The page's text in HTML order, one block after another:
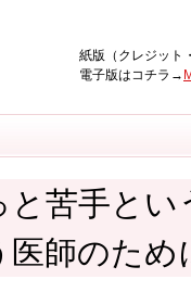
紙版（クレジット
電子版はコチラ→
苦手と
師のため